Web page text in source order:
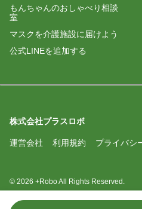
私からの問いかけにも
くユーモア溢れるスタ
て、笑顔いっぱいのお
ありがとうございました!
もんちゃんのおしゃべり相談
室
マスクを介護施設に届けよう
公式LINEを追加する
株式会社プラスロボ
運営会社 利用規約 プライバシ
© 2026 +Robo All Rights Reserved.